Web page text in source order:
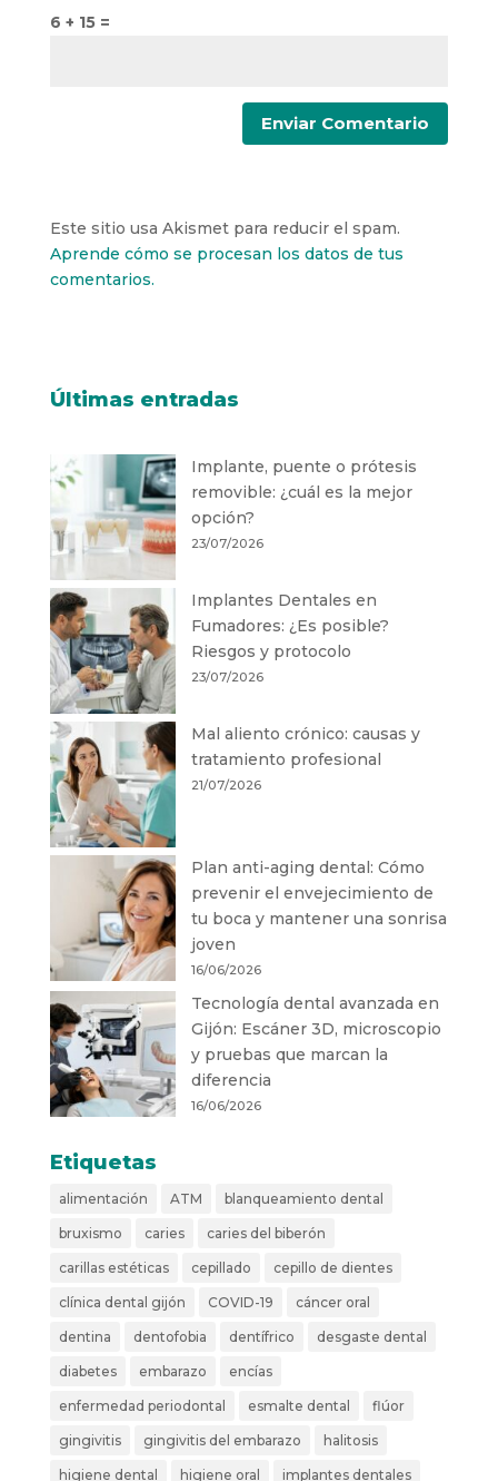
6 + 15 =
Este sitio usa Akismet para reducir el spam.
Aprende cómo se procesan los datos de tus
comentarios.
Últimas entradas
Implante, puente o prótesis
removible: ¿cuál es la mejor
opción?
23/07/2026
Implantes Dentales en
Fumadores: ¿Es posible?
Riesgos y protocolo
23/07/2026
Mal aliento crónico: causas y
tratamiento profesional
21/07/2026
Plan anti-aging dental: Cómo
prevenir el envejecimiento de
tu boca y mantener una sonrisa
joven
16/06/2026
Tecnología dental avanzada en
Gijón: Escáner 3D, microscopio
y pruebas que marcan la
diferencia
16/06/2026
Etiquetas
alimentación ATM blanqueamiento dental
bruxismo caries caries del biberón
carillas estéticas cepillado cepillo de dientes
clínica dental gijón COVID-19 cáncer oral
dentina dentofobia dentífrico desgaste dental
diabetes embarazo encías
enfermedad periodontal esmalte dental flúor
gingivitis gingivitis del embarazo halitosis
higiene dental higiene oral implantes dentales